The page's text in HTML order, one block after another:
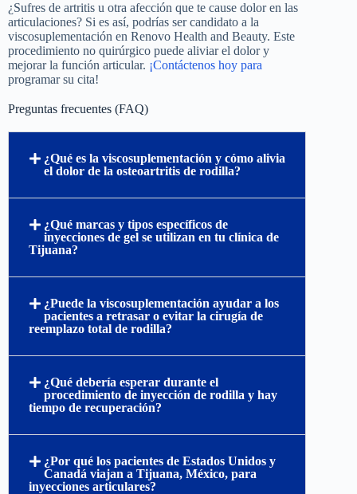
¿Sufres de artritis u otra afección que te cause dolor en las
articulaciones? Si es así, podrías ser candidato a la
viscosuplementación en Renovo Health and Beauty. Este
procedimiento no quirúrgico puede aliviar el dolor y
mejorar la función articular. ¡Contáctenos hoy para
programar su cita!
Preguntas frecuentes (FAQ)
¿Qué es la viscosuplementación y cómo alivia
el dolor de la osteoartritis de rodilla?
¿Qué marcas y tipos específicos de
inyecciones de gel se utilizan en tu clínica de
Tijuana?
¿Puede la viscosuplementación ayudar a los
pacientes a retrasar o evitar la cirugía de
reemplazo total de rodilla?
¿Qué debería esperar durante el
procedimiento de inyección de rodilla y hay
tiempo de recuperación?
¿Por qué los pacientes de Estados Unidos y
Canadá viajan a Tijuana, México, para
inyecciones articulares?